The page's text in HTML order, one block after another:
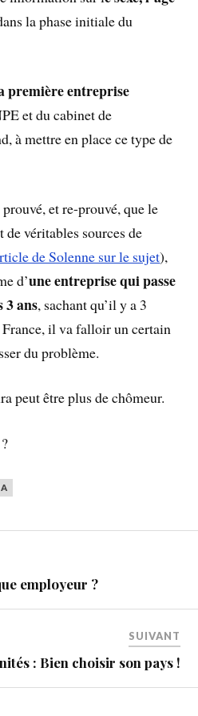
la phase initiale du
première entreprise
et du cabinet de
à mettre en place ce type de
et re-prouvé, que le
de véritables sources de
de Solenne sur le sujet),
d’une entreprise qui passe
3 ans, sachant qu’il y a 3
il va falloir un certain
du problème.
peut être plus de chômeur.
employeur ?
SUIVANT
: Bien choisir son pays !